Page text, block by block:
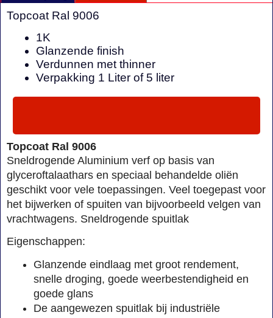
Topcoat Ral 9006
1K
Glanzende finish
Verdunnen met thinner
Verpakking 1 Liter of 5 liter
Topcoat Ral 9006
Sneldrogende Aluminium verf op basis van
glyceroftalaathars en speciaal behandelde oliën
geschikt voor vele toepassingen. Veel toegepast voor
het bijwerken of spuiten van bijvoorbeeld velgen van
vrachtwagens. Sneldrogende spuitlak
Eigenschappen:
Glanzende eindlaag met groot rendement,
snelle droging, goede weerbestendigheid en
goede glans
De aangewezen spuitlak bij industriële